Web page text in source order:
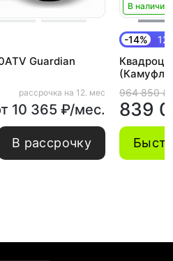
Guardian
рассрочка на 12. мес
10 365 ₽/мес.
В рассрочку
В наличии
-14%
964 850 ₽
839